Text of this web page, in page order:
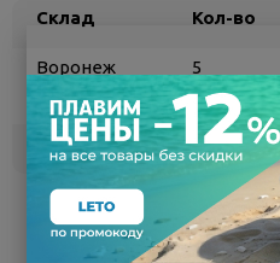
Склад Кол-во
Воронеж 5
Белгород под заказ